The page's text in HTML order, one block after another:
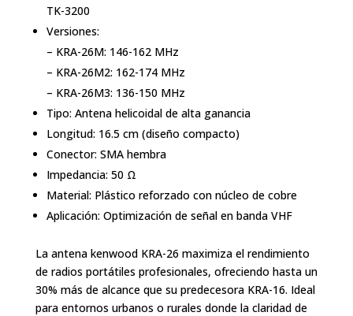
TK-3200
Versiones:
– KRA-26M: 146-162 MHz
– KRA-26M2: 162-174 MHz
– KRA-26M3: 136-150 MHz
Tipo: Antena helicoidal de alta ganancia
Longitud: 16.5 cm (diseño compacto)
Conector: SMA hembra
Impedancia: 50 Ω
Material: Plástico reforzado con núcleo de cobre
Aplicación: Optimización de señal en banda VHF
La antena kenwood KRA-26 maximiza el rendimiento
de radios portátiles profesionales, ofreciendo hasta un
30% más de alcance que su predecesora KRA-16. Ideal
para entornos urbanos o rurales donde la claridad de